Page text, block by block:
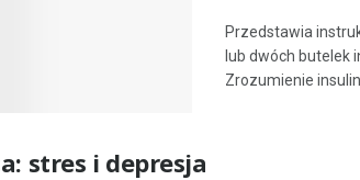
Przedstawia
lub dwóch butelek
Zrozumienie insuliny
stres i depresja